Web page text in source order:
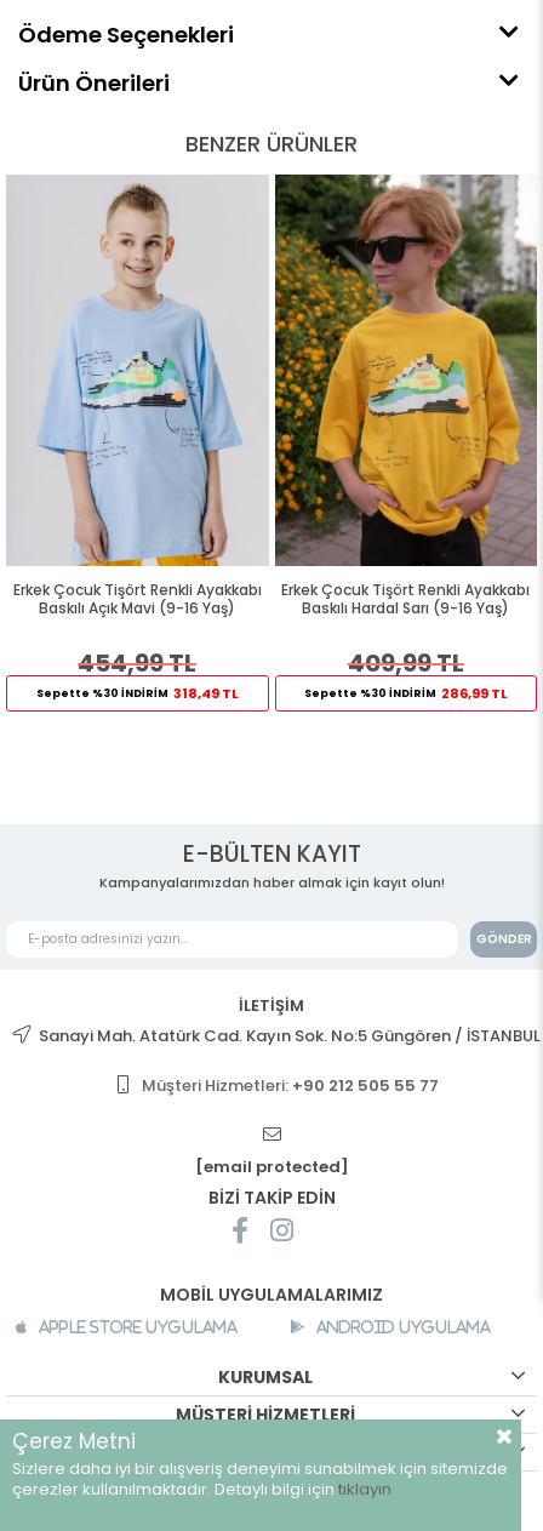
Ödeme Seçenekleri
Ürün Önerileri
BENZER ÜRÜNLER
Erkek Çocuk Tişört Renkli Ayakkabı
Baskılı Açık Mavi (9-16 Yaş)
454,99 TL
Sepette %30 İNDİRİM 318,49 TL
Erkek Çocuk Tişört Renkli Ayakkabı
Baskılı Hardal Sarı (9-16 Yaş)
409,99 TL
Sepette %30 İNDİRİM 286,99 TL
E-BÜLTEN KAYIT
Kampanyalarımızdan haber almak için kayıt olun!
GÖNDER
İLETİŞİM
Sanayi Mah. Atatürk Cad. Kayın Sok. No:5 Güngören / İSTANBUL
Müşteri Hizmetleri: +90 212 505 55 77
[email protected]
BİZİ TAKİP EDİN
MOBİL UYGULAMALARIMIZ
Apple Store Uygulama Android Uygulama
KURUMSAL
MÜŞTERİ HİZMETLERİ
©breeze.com.tr - Tüm hakları saklıdır.
Çerez Metni
Sizlere daha iyi bir alışveriş deneyimi sunabilmek için sitemizde
çerezler kullanılmaktadır. Detaylı bilgi için tıklayın